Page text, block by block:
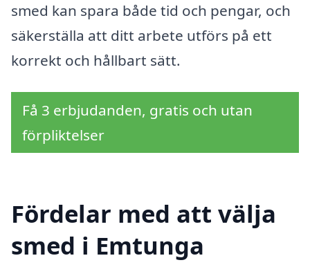
smed kan spara både tid och pengar, och
säkerställa att ditt arbete utförs på ett
korrekt och hållbart sätt.
Få 3 erbjudanden, gratis och utan
förpliktelser
Fördelar med att välja
smed i Emtunga